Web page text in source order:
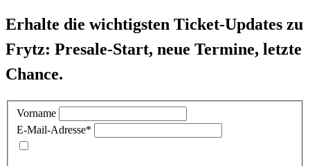
Erhalte die wichtigsten Ticket-Updates zu
Frytz: Presale-Start, neue Termine, letzte
Chance.
Vorname
E-Mail-Adresse*